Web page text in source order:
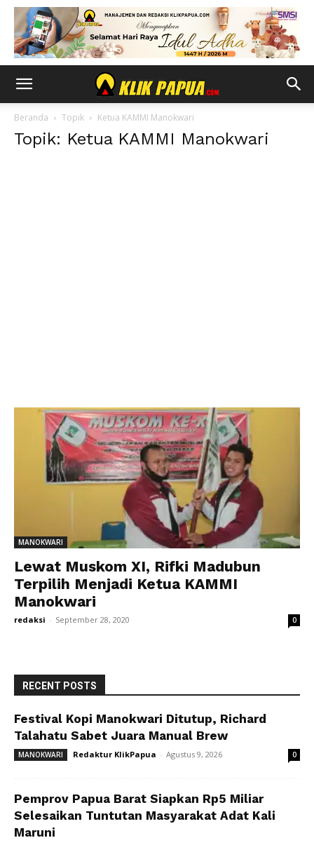
Beranda Topik Ketua KAMMI Manokwari
Topik: Ketua KAMMI Manokwari
MANOKWARI
Lewat Muskom XI, Rifki Madubun
Terpilih Menjadi Ketua KAMMI
Manokwari
redaksi - September 28, 2020 0
RECENT POSTS
Festival Kopi Manokwari Ditutup, Richard
Talahatu Sabet Juara Manual Brew
MANOKWARI Redaktur KlikPapua - Agustus 9, 2026 0
Pemprov Papua Barat Siapkan Rp5 Miliar
Selesaikan Tuntutan Masyarakat Adat Kali
Maruni